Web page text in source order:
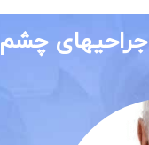
جراحیهای چشم